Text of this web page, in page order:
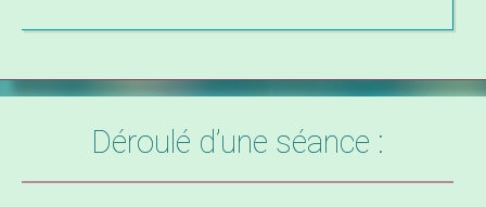
Déroulé d’une séance :